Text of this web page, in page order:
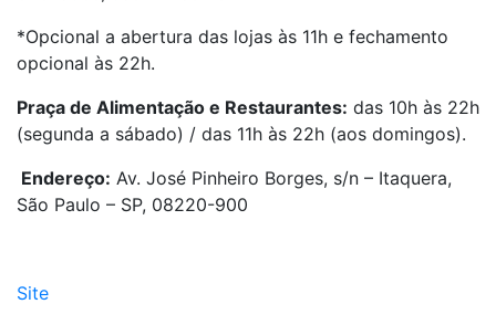
*Opcional a abertura das lojas às 11h e fechamento
opcional às 22h.
Praça de Alimentação e Restaurantes: das 10h às 22h
(segunda a sábado) / das 11h às 22h (aos domingos).
Endereço: Av. José Pinheiro Borges, s/n – Itaquera,
São Paulo – SP, 08220-900
Site